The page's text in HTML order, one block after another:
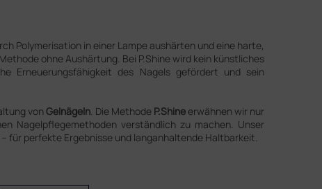
Polymerisation in einer Lampe aushärten und eine harte,
ohne Aushärtung. Bei P.Shine wird kein künstliches
Erneuerungsfähigkeit des Nagels gefördert und sein
vonGelnägeln. Die Methode P.Shine erwähnen wir nur
Nagelpflegemethoden verständlich zu machen. Unser
für perfekte Ergebnisse und langanhaltende Haltbarkeit.